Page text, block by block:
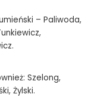
– Paliwoda,
Szelong,
Żylski.